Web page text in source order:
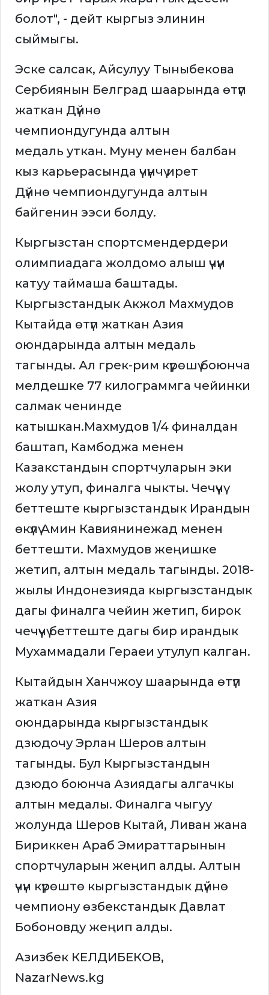
болот", - дейт кыргыз элинин
сыймыгы.
Эске салсак, Айсулуу Тыныбекова
Сербиянын Белград шаарында өтүп
жаткан Дүйнө
чемпиондугунда алтын
медаль уткан. Муну менен балбан
кыз карьерасында үчүнчү ирет
Дүйнө чемпиондугунда алтын
байгенин ээси болду.
Кыргызстан спортсмендердери
олимпиадага жолдомо алыш үчүн
катуу таймаша баштады.
Кыргызстандык Акжол Махмудов
Кытайда өтүп жаткан Азия
оюндарында алтын медаль
тагынды. Ал грек-рим күрөшү боюнча
мелдешке 77 килограммга чейинки
салмак ченинде
катышкан.Махмудов 1/4 финалдан
баштап, Камбоджа менен
Казакстандын спортчуларын эки
жолу утуп, финалга чыкты. Чечүүчү
беттеште кыргызстандык Ирандын
өкүлү Амин Кавиянинежад менен
беттешти. Махмудов жеңишке
жетип, алтын медаль тагынды. 2018-
жылы Индонезияда кыргызстандык
дагы финалга чейин жетип, бирок
чечүүчү беттеште дагы бир ирандык
Мухаммадали Гераеи утулуп калган.
Кытайдын Ханчжоу шаарында өтүп
жаткан Азия
оюндарында кыргызстандык
дзюдочу Эрлан Шеров алтын
тагынды. Бул Кыргызстандын
дзюдо боюнча Азиядагы алгачкы
алтын медалы. Финалга чыгуу
жолунда Шеров Кытай, Ливан жана
Бириккен Араб Эмираттарынын
спортчуларын жеңип алды. Алтын
үчүн күрөштө кыргызстандык дүйнө
чемпиону өзбекстандык Давлат
Бобоновду жеңип алды.
Азизбек КЕЛДИБЕКОВ,
NazarNews.kg